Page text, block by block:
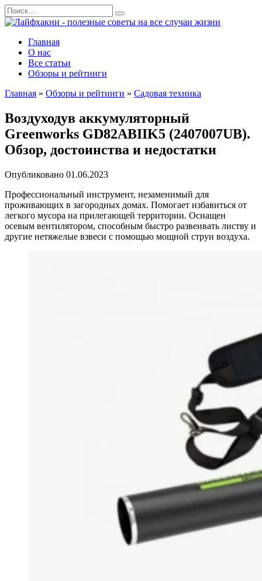
Перейти
к
содержанию
Search
for:
Главная
О нас
Все статьи
Обзоры и рейтинги
Главная » Обзоры и рейтинги » Садовая техника
Воздуходув аккумуляторный
Greenworks GD82ABIIK5 (2407007UB).
Обзор, достоинства и недостатки
Опубликовано 01.06.2023
Профессиональный инструмент, незаменимый для
проживающих в загородных домах. Помогает избавиться от
легкого мусора на прилегающей территории. Оснащен
осевым вентилятором, способным быстро развеивать листву и
другие нетяжелые взвеси с помощью мощной струи воздуха.